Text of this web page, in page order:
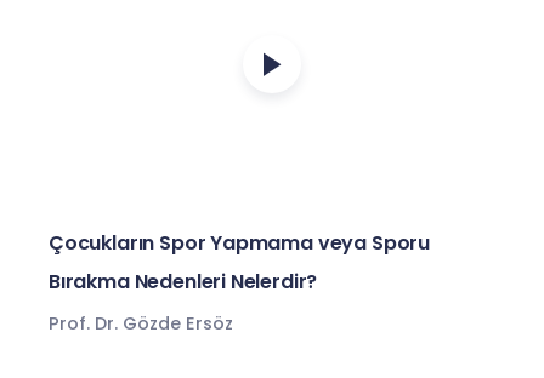
Çocukların Spor Yapmama veya Sporu
Bırakma Nedenleri Nelerdir?
Prof. Dr. Gözde Ersöz